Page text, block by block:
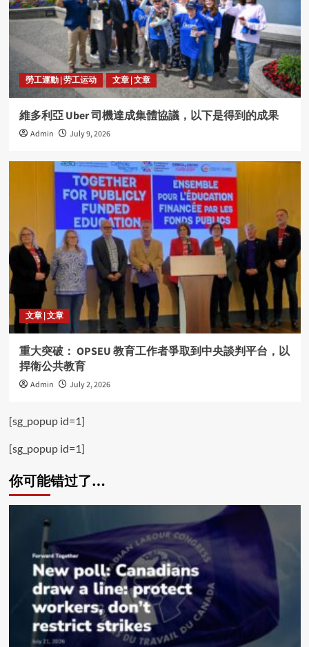
勞工運動 | 劳工运动 文章 | 文章
維多利亞 Uber 司機達成集體協議，以下是得到的成果
Admin July 9, 2026
文章 | 文章
重大突破： OPSEU 教育工作者爭取到中央談判平台，以
捍衛公共教育
Admin July 2, 2026
[sg_popup id=1]
[sg_popup id=1]
你可能错过了…